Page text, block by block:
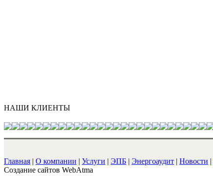
НАШИ КЛИЕНТЫ
Главная | О компании | Услуги | ЭПБ | Энергоаудит | Новости |
Cоздание сайтов WebAtma